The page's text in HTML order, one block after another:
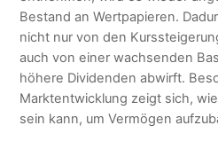
Bestand an Wertpapieren.
nicht nur von den
auch von einer wachsenden
höhere Dividenden abwirft.
Marktentwicklung zeigt sich,
sein kann, um Vermögen